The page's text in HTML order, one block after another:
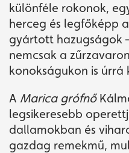
különféle rokonok,
herceg és legfőképp
gyártott hazugságok
nemcsak a
konokságukon is úrrá
A Marica grófnő
legsikeresebb
dallamokban és
gazdag remekmű,